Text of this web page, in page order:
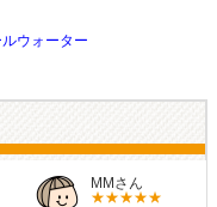
ルウォーター